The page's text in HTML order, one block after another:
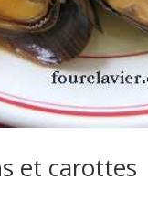
et carottes